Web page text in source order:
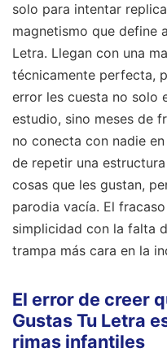
solo para intentar
magnetismo que define
Letra. Llegan con una
técnicamente perfecta,
error les cuesta no solo
estudio, sino meses de
no conecta con nadie
de repetir una
cosas que les gustan,
parodia vacía. El
simplicidad con la falta
trampa más cara en la
El error de creer
Gustas Tu Letra
rimas infantiles